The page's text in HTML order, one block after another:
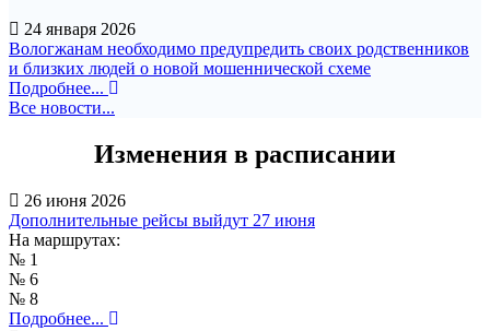
24 января 2026
Вологжанам необходимо предупредить своих родственников
и близких людей о новой мошеннической схеме
Подробнее...
Все новости...
Изменения в расписании
26 июня 2026
Дополнительные рейсы выйдут 27 июня
На маршрутах:
№ 1
№ 6
№ 8
Подробнее...